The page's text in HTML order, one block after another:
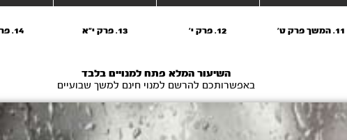
11. המשך פרק ט' 12. פרק י’ 13. פרק י"א 14. פרק י"ב
השיעור המלא פתח למנויים בלבד
באפשרותכם להרשם למנוי חינם למשך שבועיים